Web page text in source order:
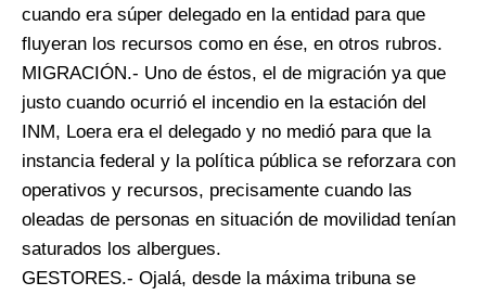
cuando era súper delegado en la entidad para que
fluyeran los recursos como en ése, en otros rubros.
MIGRACIÓN.- Uno de éstos, el de migración ya que
justo cuando ocurrió el incendio en la estación del
INM, Loera era el delegado y no medió para que la
instancia federal y la política pública se reforzara con
operativos y recursos, precisamente cuando las
oleadas de personas en situación de movilidad tenían
saturados los albergues.
GESTORES.- Ojalá, desde la máxima tribuna se